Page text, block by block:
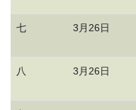
七 3月26日
八 3月26日